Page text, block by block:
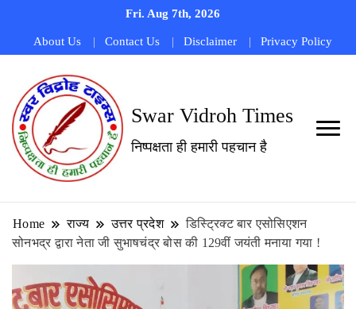
Fri. Aug 7th, 2026
About Us Contact Us Disclaimer Privacy Policy
Swar Vidroh Times
निष्पक्षता ही हमारी पहचान है
Home राज्य उत्तर प्रदेश
डिस्ट्रिक्ट बार एसोसिएशन
सोनभद्र द्वारा नेता जी सुभाषचंद्र बोस की 129वीं जयंती मनाया गया !